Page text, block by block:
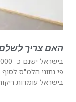
האם צריך לשלם
בישראל עומדות